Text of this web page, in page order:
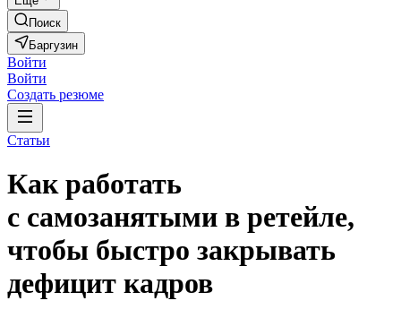
Поиск
Баргузин
Войти
Войти
Создать резюме
Статьи
Как работать
с самозанятыми в ретейле,
чтобы быстро закрывать
дефицит кадров